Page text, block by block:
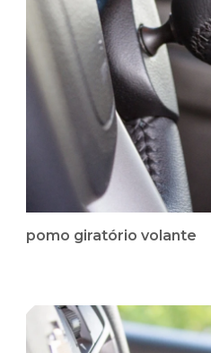
pomo giratório volante